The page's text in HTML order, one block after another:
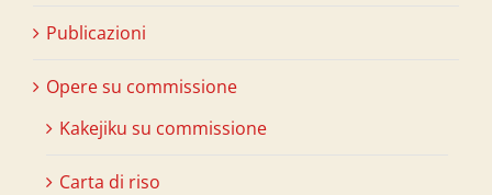
Publicazioni
Opere su commissione
Kakejiku su commissione
Carta di riso